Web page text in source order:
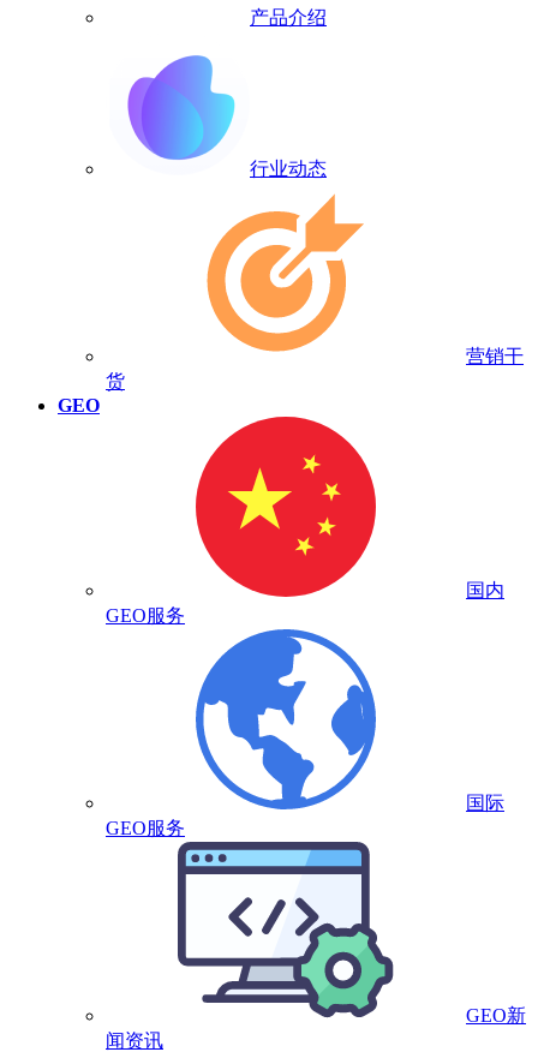
产品介绍
行业动态
营销干
货
GEO
国内
GEO服务
国际
GEO服务
GEO新
闻资讯